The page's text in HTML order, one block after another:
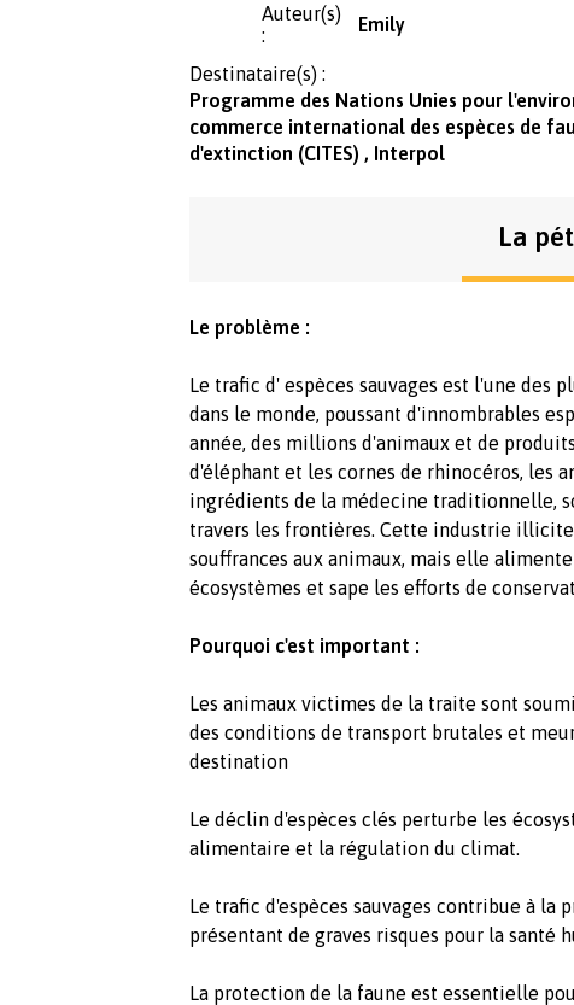
Auteur(s)
:
Emily
Destinataire(s) :
Programme des Nations Unies pour
commerce international des espèces de
d'extinction (CITES) , Interpol
La
Le problème :
Le trafic d' espèces sauvages est l'une des
dans le monde, poussant d'innombrables
année, des millions d'animaux et de
d'éléphant et les cornes de rhinocéros, les
ingrédients de la médecine traditionnelle,
travers les frontières. Cette industrie
souffrances aux animaux, mais elle
écosystèmes et sape les efforts de
Pourquoi c'est important :
Les animaux victimes de la traite sont
des conditions de transport brutales et
destination
Le déclin d'espèces clés perturbe les
alimentaire et la régulation du climat.
Le trafic d'espèces sauvages contribue à la
présentant de graves risques pour la santé
La protection de la faune est essentielle